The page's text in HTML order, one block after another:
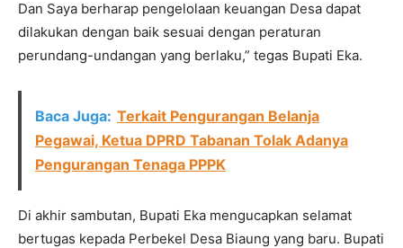
Dan Saya berharap pengelolaan keuangan Desa dapat
dilakukan dengan baik sesuai dengan peraturan
perundang-undangan yang berlaku,” tegas Bupati Eka.
Baca Juga: Terkait Pengurangan Belanja
Pegawai, Ketua DPRD Tabanan Tolak Adanya
Pengurangan Tenaga PPPK
Di akhir sambutan, Bupati Eka mengucapkan selamat
bertugas kepada Perbekel Desa Biaung yang baru. Bupati